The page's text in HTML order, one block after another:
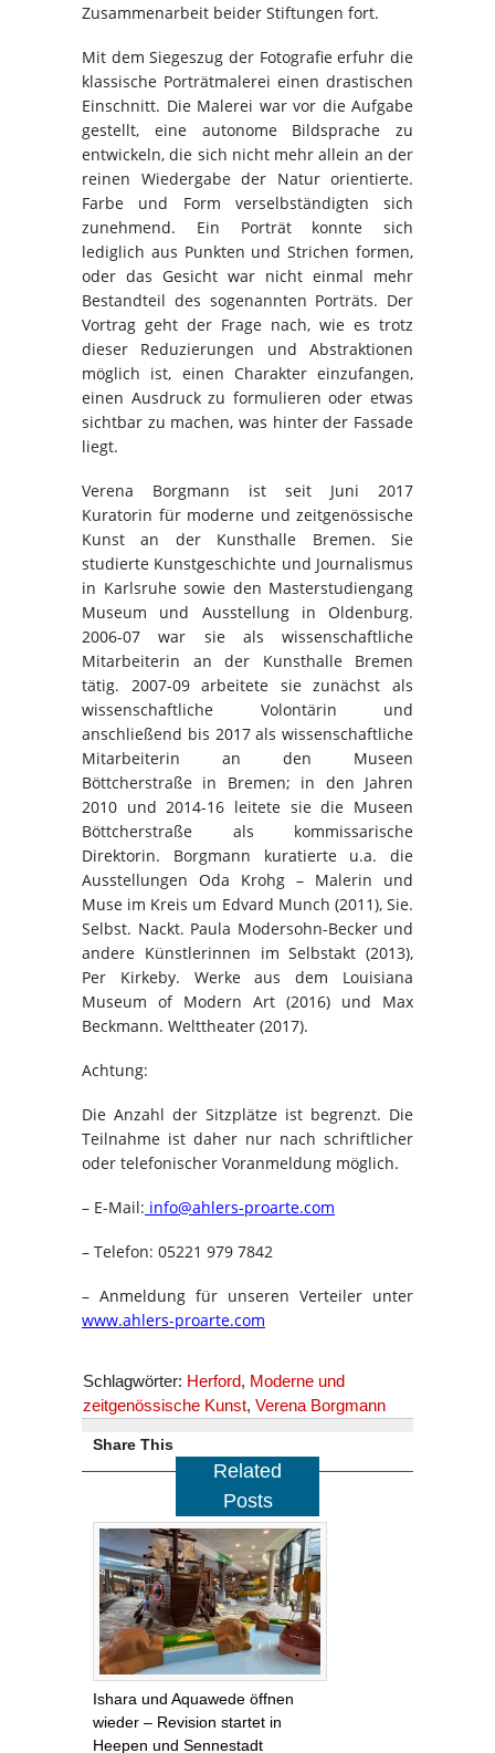
Zusammenarbeit beider Stiftungen fort.
Mit dem Siegeszug der Fotografie erfuhr die
klassische Porträtmalerei einen drastischen
Einschnitt. Die Malerei war vor die Aufgabe
gestellt, eine autonome Bildsprache zu
entwickeln, die sich nicht mehr allein an der
reinen Wiedergabe der Natur orientierte.
Farbe und Form verselbständigten sich
zunehmend. Ein Porträt konnte sich
lediglich aus Punkten und Strichen formen,
oder das Gesicht war nicht einmal mehr
Bestandteil des sogenannten Porträts. Der
Vortrag geht der Frage nach, wie es trotz
dieser Reduzierungen und Abstraktionen
möglich ist, einen Charakter einzufangen,
einen Ausdruck zu formulieren oder etwas
sichtbar zu machen, was hinter der Fassade
liegt.
Verena Borgmann ist seit Juni 2017
Kuratorin für moderne und zeitgenössische
Kunst an der Kunsthalle Bremen. Sie
studierte Kunstgeschichte und Journalismus
in Karlsruhe sowie den Masterstudiengang
Museum und Ausstellung in Oldenburg.
2006-07 war sie als wissenschaftliche
Mitarbeiterin an der Kunsthalle Bremen
tätig. 2007-09 arbeitete sie zunächst als
wissenschaftliche Volontärin und
anschließend bis 2017 als wissenschaftliche
Mitarbeiterin an den Museen
Böttcherstraße in Bremen; in den Jahren
2010 und 2014-16 leitete sie die Museen
Böttcherstraße als kommissarische
Direktorin. Borgmann kuratierte u.a. die
Ausstellungen Oda Krohg – Malerin und
Muse im Kreis um Edvard Munch (2011), Sie.
Selbst. Nackt. Paula Modersohn-Becker und
andere Künstlerinnen im Selbstakt (2013),
Per Kirkeby. Werke aus dem Louisiana
Museum of Modern Art (2016) und Max
Beckmann. Welttheater (2017).
Achtung:
Die Anzahl der Sitzplätze ist begrenzt. Die
Teilnahme ist daher nur nach schriftlicher
oder telefonischer Voranmeldung möglich.
– E-Mail: info@ahlers-proarte.com
– Telefon: 05221 979 7842
– Anmeldung für unseren Verteiler unter
www.ahlers-proarte.com
Schlagwörter: Herford, Moderne und
zeitgenössische Kunst, Verena Borgmann
Share This
Related
Posts
Ishara und Aquawede öffnen
wieder – Revision startet in
Heepen und Sennestadt